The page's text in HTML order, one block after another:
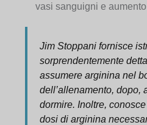
vasi sanguigni e
Jim Stoppani fornisce
sorprendentemente
assumere arginina nel
dell’allenamento, dopo,
dormire. Inoltre,
dosi di arginina